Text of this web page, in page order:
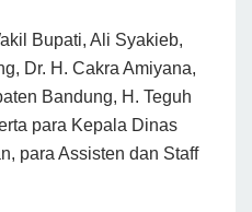
Bupati, Ali Syakieb,
Dr. H. Cakra Amiyana,
Bandung, H. Teguh
para Kepala Dinas
para Assisten dan Staff